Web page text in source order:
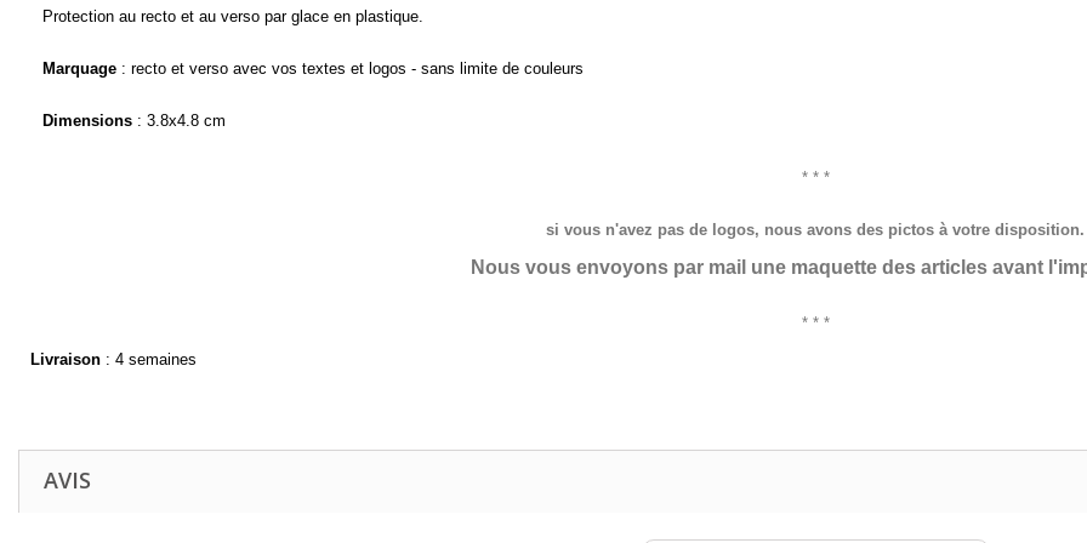
Protection au recto et au verso par glace en plastique.
Marquage : recto et verso avec vos textes et logos - sans limite de couleurs
Dimensions : 3.8x4.8 cm
* * *
si vous n'avez pas de logos, nous avons des pictos à votre disposition.
Nous vous envoyons par mail une maquette des articles avant
* * *
Livraison : 4 semaines
AVIS